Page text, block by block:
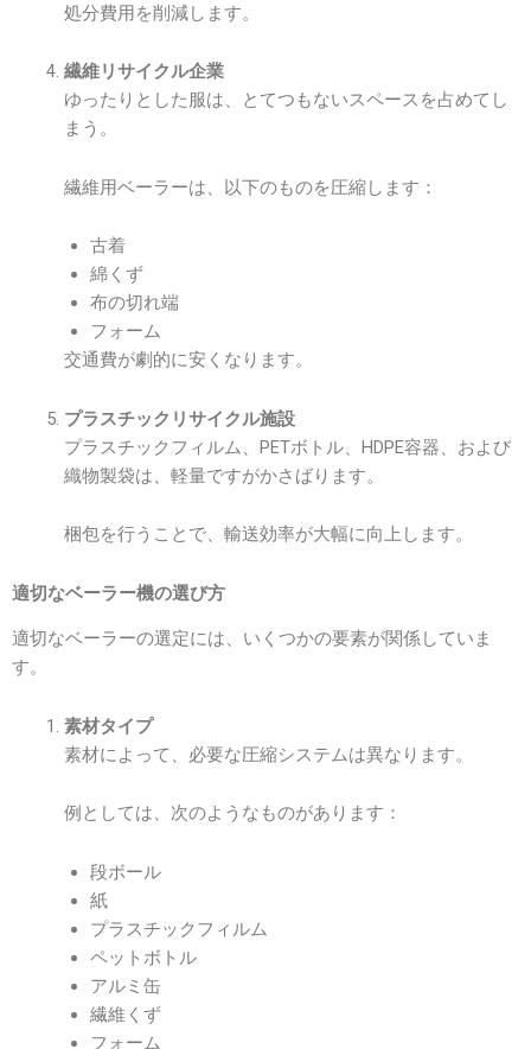
処分費用を削減します。
繊維リサイクル企業
ゆったりとした服は、とてつもないスペースを占めてし
まう。
繊維用ベーラーは、以下のものを圧縮します：
古着
綿くず
布の切れ端
フォーム
交通費が劇的に安くなります。
プラスチックリサイクル施設
プラスチックフィルム、PETボトル、HDPE容器、および
織物製袋は、軽量ですがかさばります。
梱包を行うことで、輸送効率が大幅に向上します。
適切なベーラー機の選び方
適切なベーラーの選定には、いくつかの要素が関係していま
す。
素材タイプ
素材によって、必要な圧縮システムは異なります。
例としては、次のようなものがあります：
段ボール
紙
プラスチックフィルム
ペットボトル
アルミ缶
繊維くず
フォーム